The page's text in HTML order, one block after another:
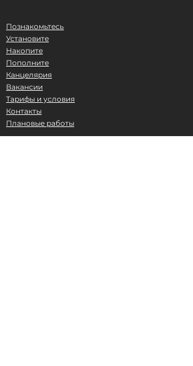
Познакомьтесь
Установите
Накопите
Пополните
Канцелярия
Вакансии
Тарифы и условия
Контакты
Плановые работы